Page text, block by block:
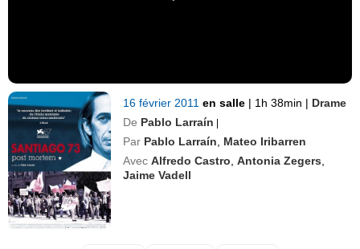
16 février 2011en salle | 1h 38min | Drame
De Pablo Larraín |
Par Pablo Larraín
Mateo Iribarren
Avec Alfredo Castro ,Antonia Zegers
Jaime Vadell